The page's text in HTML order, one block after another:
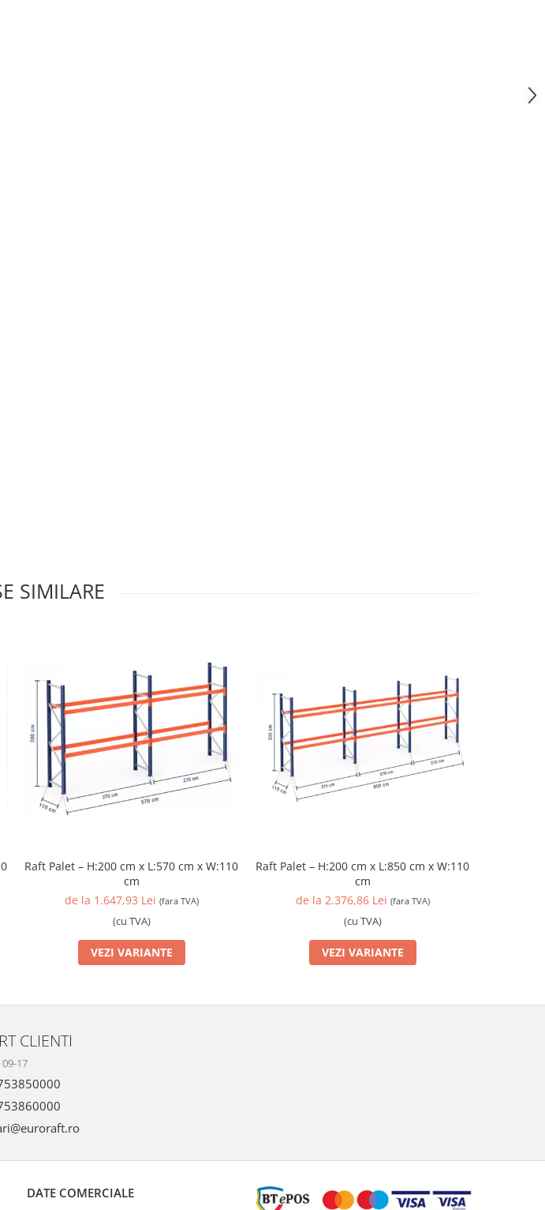
SIMILARE
Raft Palet – H:200 cm x L:570 cm x W:110
cm
de la 1.647,93 Lei (fara TVA)
(cu TVA)
VEZI VARIANTE
Raft Palet – H:200 cm x L:850 cm x W:110
cm
de la 2.376,86 Lei (fara TVA)
(cu TVA)
VEZI VARIANTE
CLIENTI
09-17
DATE COMERCIALE